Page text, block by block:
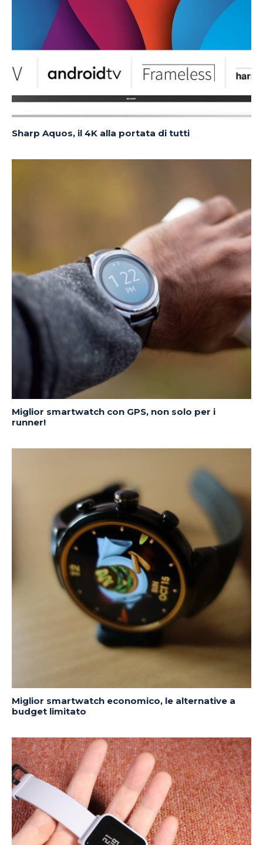
Sharp Aquos, il 4K alla portata di tutti
Miglior smartwatch con GPS, non solo per i
runner!
Miglior smartwatch economico, le alternative a
budget limitato